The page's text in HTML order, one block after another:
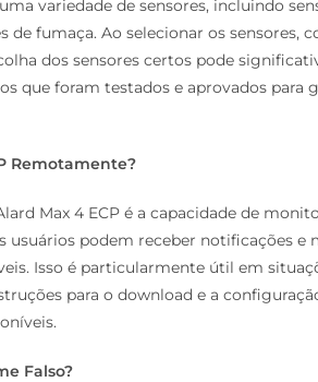
variedade de sensores, incluindo
de fumaça. Ao selecionar os sensores,
dos sensores certos pode
que foram testados e aprovados para
Remotamente?
Max 4 ECP é a capacidade de
usuários podem receber notificações e
Isso é particularmente útil em
para o download e a
Falso?